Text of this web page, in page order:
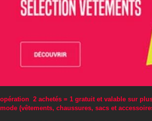
opération 2 achetés = 1 gratuit et valable sur
mode (vêtements, chaussures, sacs et